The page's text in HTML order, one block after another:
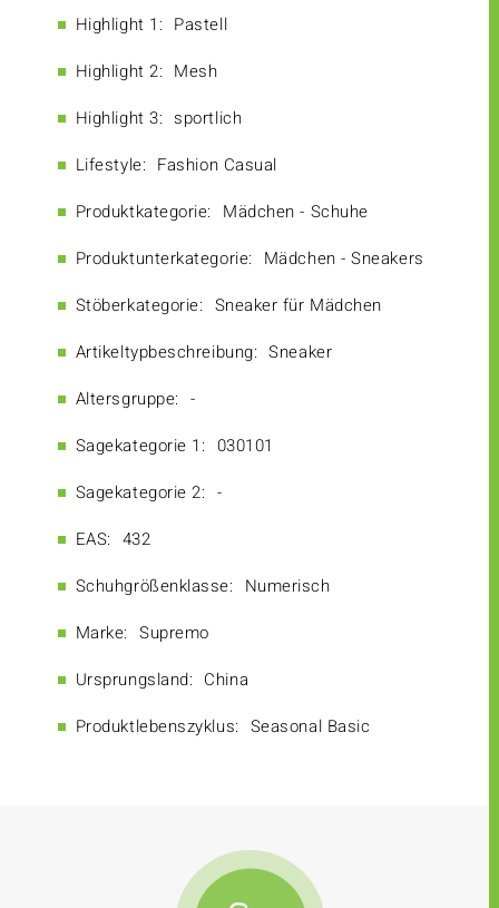
Highlight 1: Pastell
Highlight 2: Mesh
Highlight 3: sportlich
Lifestyle: Fashion Casual
Produktkategorie: Mädchen - Schuhe
Produktunterkategorie: Mädchen - Sneakers
Stöberkategorie: Sneaker für Mädchen
Artikeltypbeschreibung: Sneaker
Altersgruppe: -
Sagekategorie 1: 030101
Sagekategorie 2: -
EAS: 432
Schuhgrößenklasse: Numerisch
Marke: Supremo
Ursprungsland: China
Produktlebenszyklus: Seasonal Basic